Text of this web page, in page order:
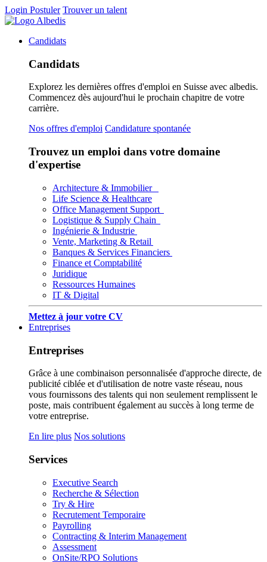
Login Postuler Trouver un talent
Candidats
Candidats
Explorez les dernières offres d'emploi en Suisse avec albedis.
Commencez dès aujourd'hui le prochain chapitre de votre
carrière.
Nos offres d'emploi Candidature spontanée
Trouvez un emploi dans votre domaine
d'expertise
Architecture & Immobilier
Life Science & Healthcare
Office Management Support
Logistique & Supply Chain
Ingénierie & Industrie
Vente, Marketing & Retail
Banques & Services Financiers
Finance et Comptabilité
Juridique
Ressources Humaines
IT & Digital
Mettez à jour votre CV
Entreprises
Entreprises
Grâce à une combinaison personnalisée d'approche directe, de
publicité ciblée et d'utilisation de notre vaste réseau, nous
vous fournissons des talents qui non seulement remplissent le
poste, mais contribuent également au succès à long terme de
votre entreprise.
En lire plus Nos solutions
Services
Executive Search
Recherche & Sélection
Try & Hire
Recrutement Temporaire
Payrolling
Contracting & Interim Management
Assessment
OnSite/RPO Solutions